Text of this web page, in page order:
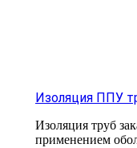
Изоляция ППУ
Изоляция труб
применением